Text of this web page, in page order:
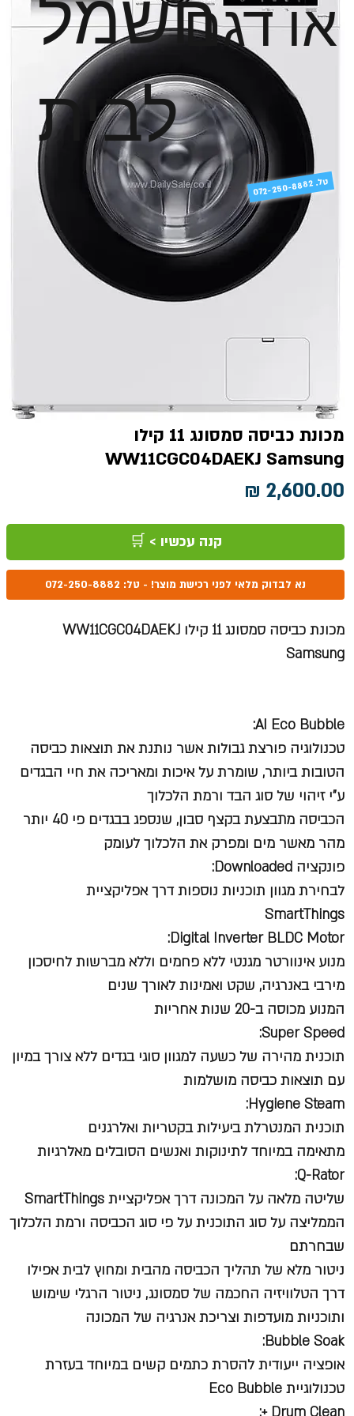
או דגם
לבית
מכונת כביסה סמסונג 11 קילו
WW11CGC04DAEKJ Samsung
קנה עכשיו > 🛒
נא לבדוק מלאי לפני רכישת מוצר! - טל: 072-250-8882
מכונת כביסה סמסונג 11 קילו WW11CGC04DAEKJ
Samsung
AI Eco Bubble:
טכנולוגיה פורצת גבולות אשר נותנת את תוצאות כביסה
הטובות ביותר, שומרת על איכות ומאריכה את חיי הבגדים
ע"י זיהוי של סוג הבד ורמת הלכלוך
הכביסה מתבצעת בקצף סבון, שנספג בבגדים פי 40 יותר
מהר מאשר מים ומפרק את הלכלוך לעומק
פונקציה Downloaded:
לבחירת מגוון תוכניות נוספות דרך אפליקציית
SmartThings
Digital Inverter BLDC Motor:
מנוע אינוורטר מגנטי ללא פחמים וללא מברשות לחיסכון
מירבי באנרגיה, שקט ואמינות לאורך שנים
המנוע מכוסה ב-20 שנות אחריות
Super Speed:
תוכנית מהירה של כשעה למגוון סוגי בגדים ללא צורך במיון
עם תוצאות כביסה מושלמות
Hygiene Steam:
תוכנית המנטרלת ביעילות בקטריות ואלרגנים
מתאימה במיוחד לתינוקות ואנשים הסובלים מאלרגיות
Q-Rator:
שליטה מלאה על המכונה דרך אפליקציית SmartThings
הממליצה על סוג התוכנית על פי סוג הכביסה ורמת הלכלוך
שבחרתם
ניטור מלא של תהליך הכביסה מהבית ומחוץ לבית אפילו
דרך הטלוויזיה החכמה של סמסונג, ניטור הרגלי שימוש
ותוכניות מועדפות וצריכת אנרגיה של המכונה
Bubble Soak:
אופציה ייעודית להסרת כתמים קשים במיוחד בעזרת
טכנולוגיית Eco Bubble
Drum Clean +:
072-250-8882 .טל